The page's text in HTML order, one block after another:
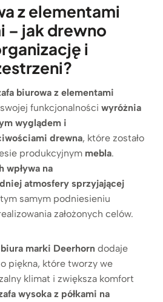
z elementami
– jak drewno
i
biurowa z elementami
funkcjonalności wyróżnia
wyglądem i
drewna, które zostało
produkcyjnym mebla.
wpływa na
atmosfery sprzyjającej
tym samym podniesieniu
założonych celów.
marki Deerhorn dodaje
piękna, które tworzy we
klimat i zwiększa komfort
wysoka z półkami na